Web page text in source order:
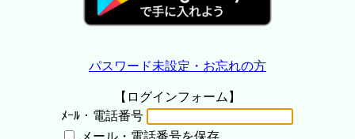
パスワード未設定・お忘れの方
【ログインフォーム】
ﾒｰﾙ・電話番号